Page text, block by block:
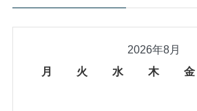
2026年8月
月
火 水 木 金